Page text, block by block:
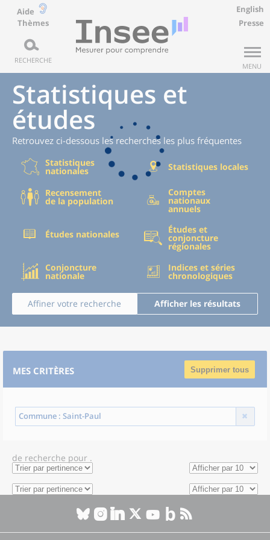
Aide
Thèmes
RECHERCHE
English
Presse
MENU
Statistiques et
études
Retrouvez ci-dessous les recherches les plus fréquentes
Statistiques
nationales Statistiques locales
Recensement
de la population
Comptes
nationaux
annuels
Études nationales Études et
conjoncture
régionales
Conjoncture
nationale
Indices et séries
chronologiques
Affiner votre recherche Afficher les résultats
MES CRITÈRES Supprimer tous
Commune : Saint-Paul
de recherche pour .